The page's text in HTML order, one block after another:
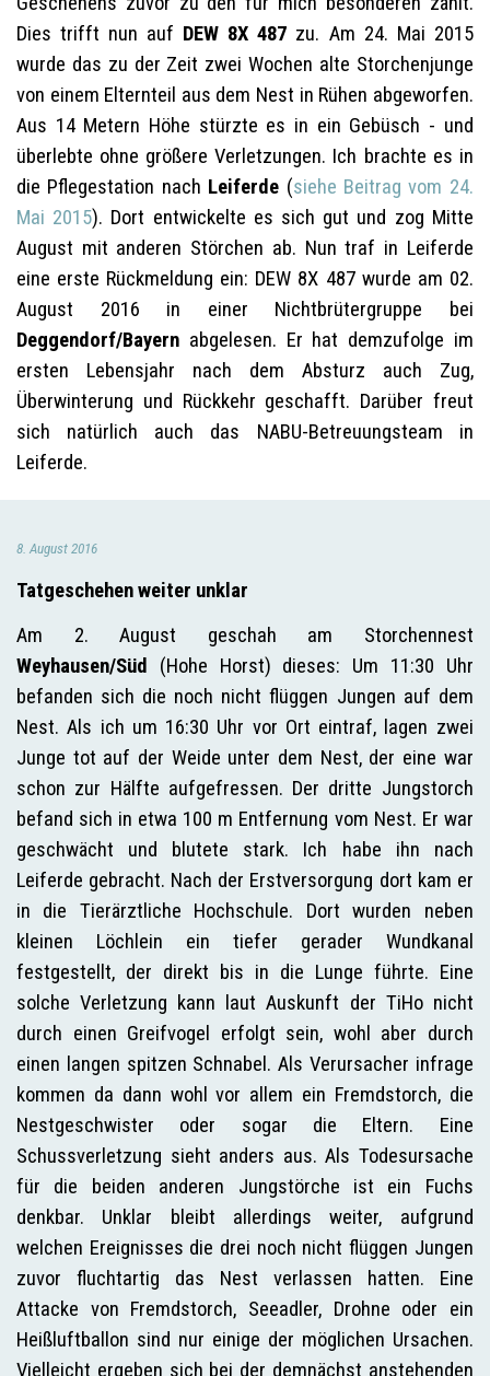
Dies trifft nun auf DEW 8X 487 zu. Am 24. Mai 2015
wurde das zu der Zeit zwei Wochen alte Storchenjunge
von einem Elternteil aus dem Nest in Rühen abgeworfen.
Aus 14 Metern Höhe stürzte es in ein Gebüsch - und
überlebte ohne größere Verletzungen. Ich brachte es in
die Pflegestation nach Leiferde (siehe Beitrag vom 24.
Mai 2015). Dort entwickelte es sich gut und zog Mitte
August mit anderen Störchen ab. Nun traf in Leiferde
eine erste Rückmeldung ein: DEW 8X 487 wurde am 02.
August 2016 in einer Nichtbrütergruppe bei
Deggendorf/Bayern abgelesen. Er hat demzufolge im
ersten Lebensjahr nach dem Absturz auch Zug,
Überwinterung und Rückkehr geschafft. Darüber freut
sich natürlich auch das NABU-Betreuungsteam in
Leiferde.
8. August 2016
Tatgeschehen weiter unklar
Am 2. August geschah am Storchennest
Weyhausen/Süd (Hohe Horst) dieses: Um 11:30 Uhr
befanden sich die noch nicht flüggen Jungen auf dem
Nest. Als ich um 16:30 Uhr vor Ort eintraf, lagen zwei
Junge tot auf der Weide unter dem Nest, der eine war
schon zur Hälfte aufgefressen. Der dritte Jungstorch
befand sich in etwa 100 m Entfernung vom Nest. Er war
geschwächt und blutete stark. Ich habe ihn nach
Leiferde gebracht. Nach der Erstversorgung dort kam er
in die Tierärztliche Hochschule. Dort wurden neben
kleinen Löchlein ein tiefer gerader Wundkanal
festgestellt, der direkt bis in die Lunge führte. Eine
solche Verletzung kann laut Auskunft der TiHo nicht
durch einen Greifvogel erfolgt sein, wohl aber durch
einen langen spitzen Schnabel. Als Verursacher infrage
kommen da dann wohl vor allem ein Fremdstorch, die
Nestgeschwister oder sogar die Eltern. Eine
Schussverletzung sieht anders aus. Als Todesursache
für die beiden anderen Jungstörche ist ein Fuchs
denkbar. Unklar bleibt allerdings weiter, aufgrund
welchen Ereignisses die drei noch nicht flüggen Jungen
zuvor fluchtartig das Nest verlassen hatten. Eine
Attacke von Fremdstorch, Seeadler, Drohne oder ein
Heißluftballon sind nur einige der möglichen Ursachen.
Vielleicht ergeben sich bei der demnächst anstehenden